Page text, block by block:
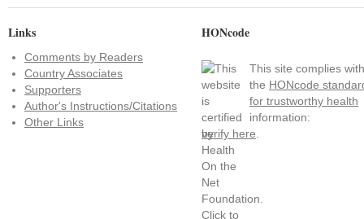
Links
Comments by Readers
Country Associates
Supporters
Author's Instructions/Citations
Other Links
HONcode
This site complies with
the HONcode
for trustworthy health
information:
verify here